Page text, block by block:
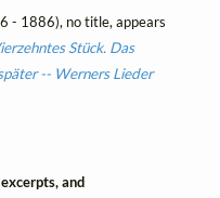
- 1886), no title, appears
Stück. Das
-- Werners Lieder
and